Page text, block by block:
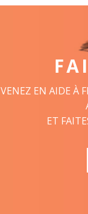
VENEZ EN AIDE À
ET